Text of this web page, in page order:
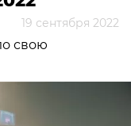
19 сентября 2022
свою